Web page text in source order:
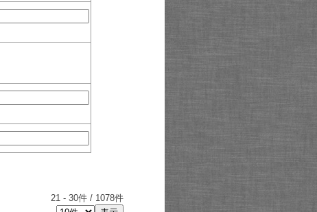
21 - 30件 / 1078件